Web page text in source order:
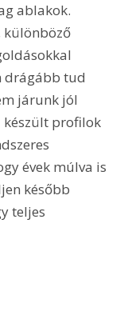
ablakok.
különböző
drágább tud
járunk jól
készült profilok
évek múlva is
később
teljes